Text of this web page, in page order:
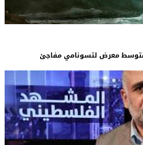
معرض لتسونامي مفاجئ